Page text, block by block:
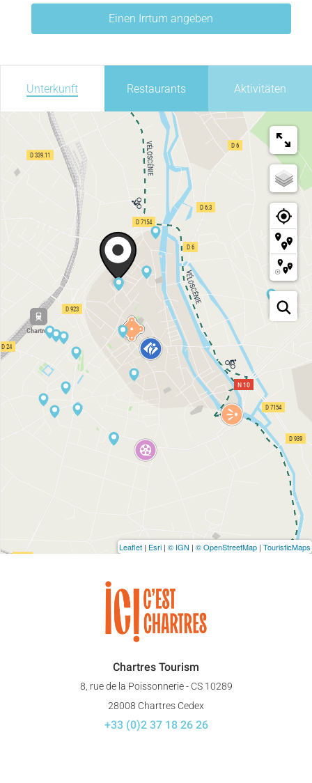
Einen Irrtum angeben
Unterkunft Restaurants Aktivitäten
Leaflet | Esri | © IGN | © OpenStreetMap | TouristicMaps
Chartres Tourism
8, rue de la Poissonnerie - CS 10289
28008 Chartres Cedex
+33 (0)2 37 18 26 26